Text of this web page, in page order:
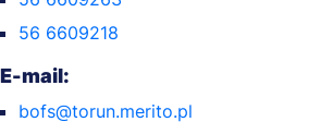
56 6609218
E-mail:
bofs@torun.merito.pl